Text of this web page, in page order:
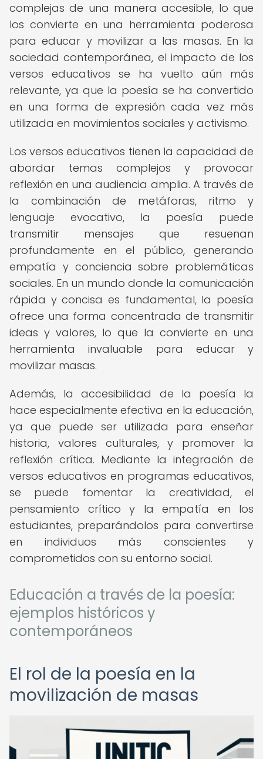
complejas de una manera accesible, lo que
los convierte en una herramienta poderosa
para educar y movilizar a las masas. En la
sociedad contemporánea, el impacto de los
versos educativos se ha vuelto aún más
relevante, ya que la poesía se ha convertido
en una forma de expresión cada vez más
utilizada en movimientos sociales y activismo.
Los versos educativos tienen la capacidad de
abordar temas complejos y provocar
reflexión en una audiencia amplia. A través de
la combinación de metáforas, ritmo y
lenguaje evocativo, la poesía puede
transmitir mensajes que resuenan
profundamente en el público, generando
empatía y conciencia sobre problemáticas
sociales. En un mundo donde la comunicación
rápida y concisa es fundamental, la poesía
ofrece una forma concentrada de transmitir
ideas y valores, lo que la convierte en una
herramienta invaluable para educar y
movilizar masas.
Además, la accesibilidad de la poesía la
hace especialmente efectiva en la educación,
ya que puede ser utilizada para enseñar
historia, valores culturales, y promover la
reflexión crítica. Mediante la integración de
versos educativos en programas educativos,
se puede fomentar la creatividad, el
pensamiento crítico y la empatía en los
estudiantes, preparándolos para convertirse
en individuos más conscientes y
comprometidos con su entorno social.
Educación a través de la poesía:
ejemplos históricos y
contemporáneos
El rol de la poesía en la
movilización de masas